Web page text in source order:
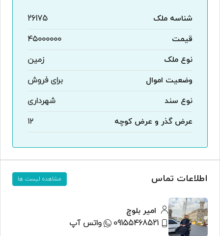
شناسه ملک
26175
قیمت
۴۵۰۰۰۰۰۰
نوع ملک
زمین
وضعیت اموال
برای فروش
نوع سند
شهرداری
عرض گذر و عرض کوچه
۱۲
اطلاعات تماس مشاهده لیست ها
امیر بلوچ
09155468521
واتس آپ